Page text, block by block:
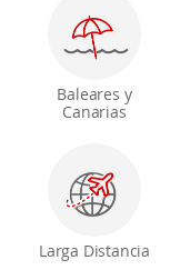
Baleares y
Canarias
Larga Distancia